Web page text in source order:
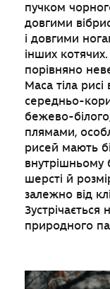
пучком
довгими
і довгими
інших
порівняно
Маса тіла
середньо-
бежево-
плямами,
рисей мають
внутрішньому
шерсті й
залежно від
Зустрічається
природного